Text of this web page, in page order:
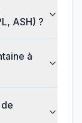
ASH) ?
à